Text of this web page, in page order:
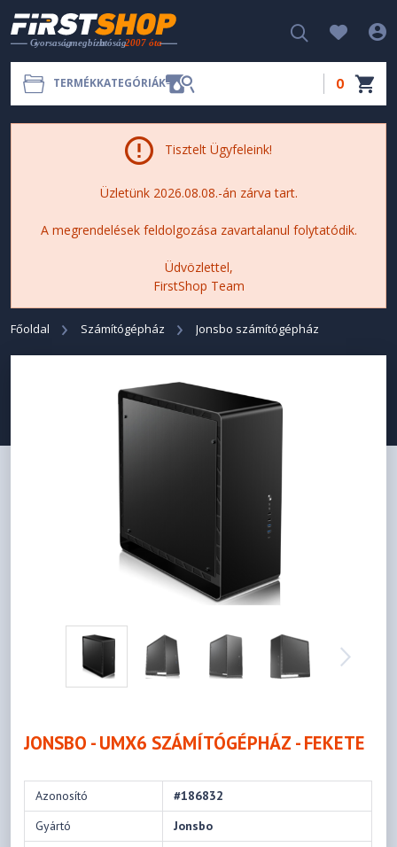
TERMÉKKATEGÓRIÁK 0
Tisztelt Ügyfeleink!
Üzletünk 2026.08.08.-án zárva tart.
A megrendelések feldolgozása zavartalanul folytatódik.
Üdvözlettel,
FirstShop Team
Főoldal Számítógépház Jonsbo számítógépház
JONSBO - UMX6 SZÁMÍTÓGÉPHÁZ - FEKETE
Azonosító
#186832
Gyártó
Jonsbo